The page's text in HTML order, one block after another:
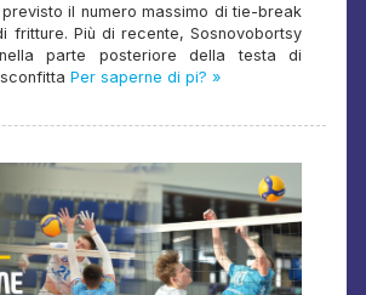
previsto il numero massimo di tie-break
fritture. Più di recente, Sosnovobortsy
parte posteriore della testa di
Per saperne di pi? »